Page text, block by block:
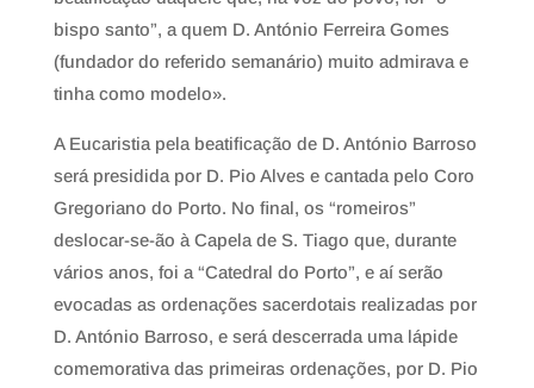
bispo santo”, a quem D. António Ferreira Gomes
(fundador do referido semanário) muito admirava e
tinha como modelo».
A Eucaristia pela beatiﬁcação de D. António Barroso
será presidida por D. Pio Alves e cantada pelo Coro
Gregoriano do Porto. No ﬁnal, os “romeiros”
deslocar-se-ão à Capela de S. Tiago que, durante
vários anos, foi a “Catedral do Porto”, e aí serão
evocadas as ordenações sacerdotais realizadas por
D. António Barroso, e será descerrada uma lápide
comemorativa das primeiras ordenações, por D. Pio